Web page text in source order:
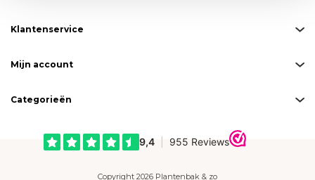
Klantenservice
Mijn account
Categorieën
Copyright 2026 Plantenbak & zo